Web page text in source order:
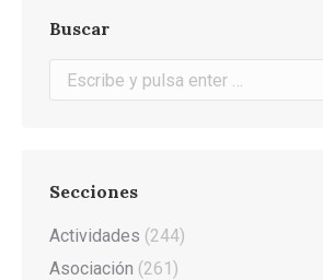
Buscar
Buscar:
Secciones
Actividades (244)
Asociación (261)